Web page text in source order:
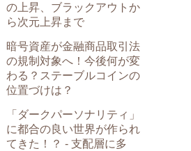
の上昇、ブラックアウトか
ら次元上昇まで
暗号資産が金融商品取引法
の規制対象へ！今後何が変
わる？ステーブルコインの
位置づけは？
「ダークパーソナリティ」
に都合の良い世界が作られ
てきた！？ - 支配層に多